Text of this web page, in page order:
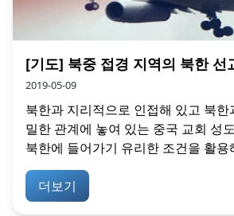
[기도] 북중 접경 지역의 북한
2019-05-09
북한과 지리적으로 인접해 있고 북한
밀한 관계에 놓여 있는 중국 교회 성
북한에 들어가기 유리한 조건을 활용
더보기